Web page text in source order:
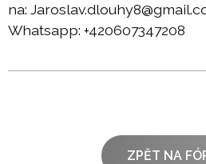
na:
Whatsapp: +420607347208
ZPĚT NA